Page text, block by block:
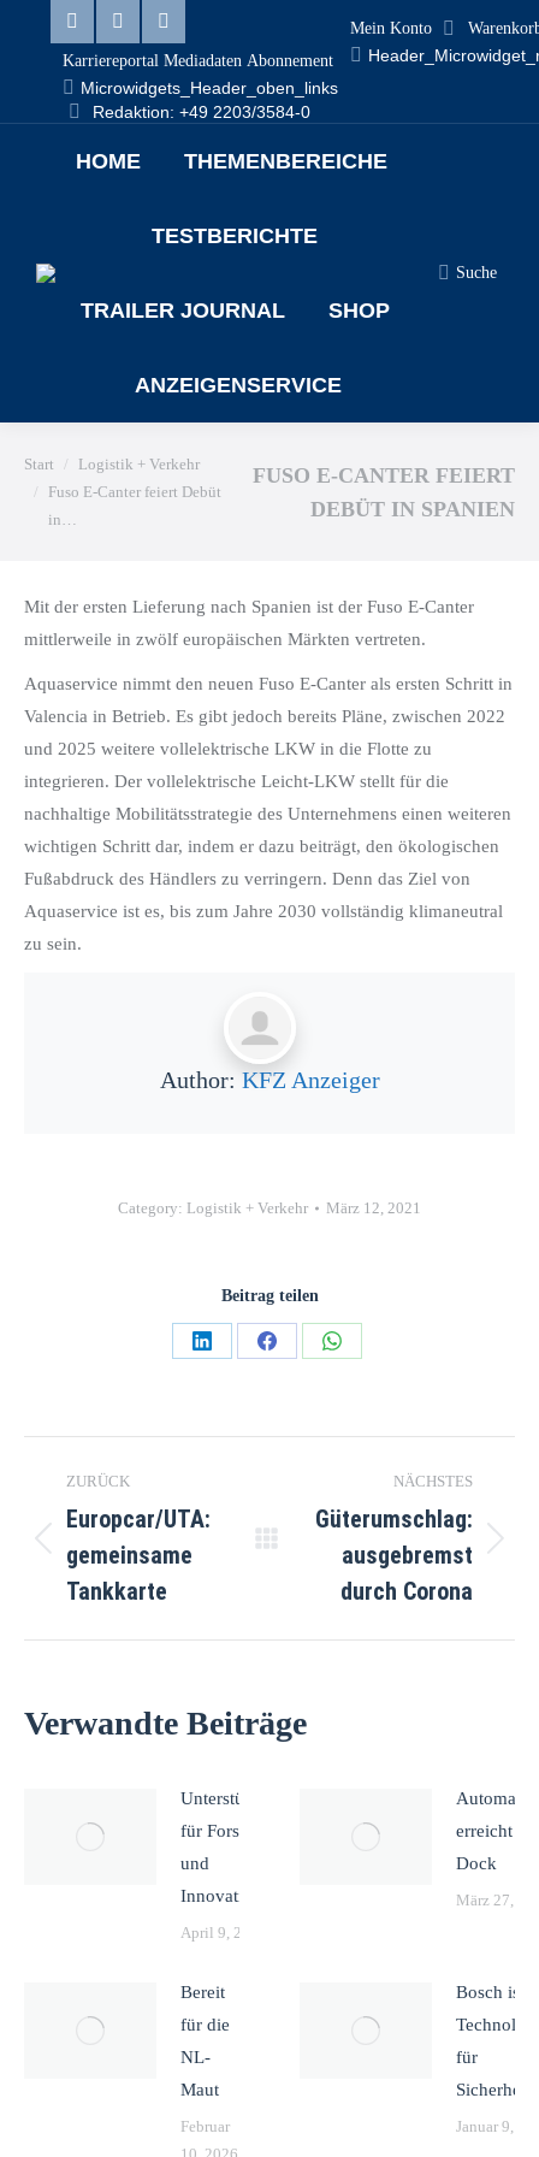
Karriereportal Mediadaten Abonnement
Microwidgets_Header_oben_links
Redaktion: +49 2203/3584-0
Mein Konto
HOME THEMENBEREICHE
TESTBERICHTE
TRAILER JOURNAL SHOP
ANZEIGENSERVICE
Suche
Sie befinden sich hier:
Start
Logistik + Verkehr
Fuso E-Canter feiert Debüt
in…
FUSO E-CANTER FEIERT
DEBÜT IN SPANIEN
Mit der ersten Lieferung nach Spanien ist der Fuso E-Canter
mittlerweile in zwölf europäischen Märkten vertreten.
Aquaservice nimmt den neuen Fuso E-Canter als ersten Schritt in
Valencia in Betrieb. Es gibt jedoch bereits Pläne, zwischen 2022
und 2025 weitere vollelektrische LKW in die Flotte zu
integrieren. Der vollelektrische Leicht-LKW stellt für die
nachhaltige Mobilitätsstrategie des Unternehmens einen weiteren
wichtigen Schritt dar, indem er dazu beiträgt, den ökologischen
Fußabdruck des Händlers zu verringern. Denn das Ziel von
Aquaservice ist es, bis zum Jahre 2030 vollständig klimaneutral
zu sein.
Author: KFZ Anzeiger
Category: Logistik + Verkehr März 12, 2021
Beitrag teilen
ZURÜCK
Europcar/UTA:
gemeinsame
Tankkarte
NÄCHSTES
Güterumschlag:
ausgebremst
durch Corona
Verwandte Beiträge
Unterstützung
für Forschung
und
Innovation
April 9, 2026
erreicht
Dock
März 27,
Bereit
für die
NL-
Maut
Februar
Bosch ist
für
Januar 9,